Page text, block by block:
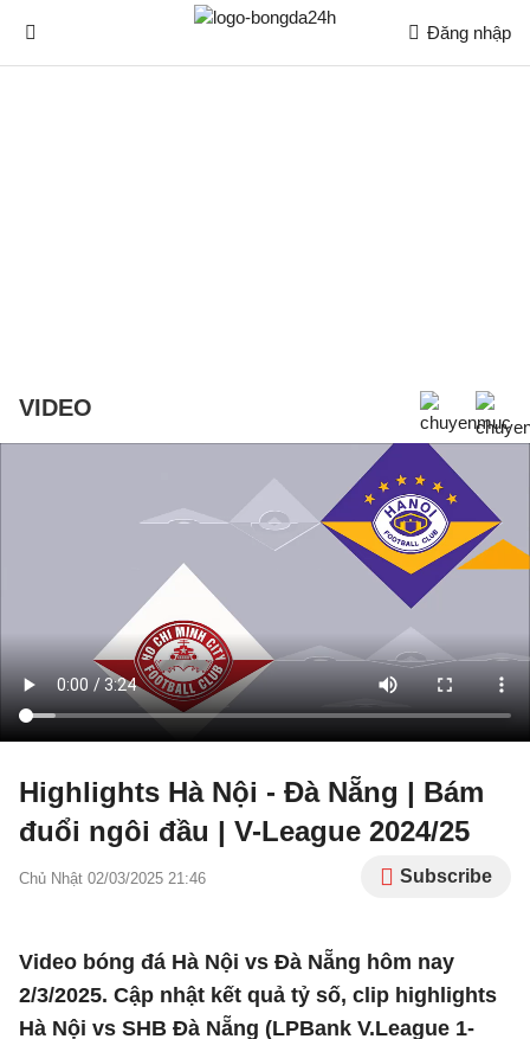
Đăng nhập
VIDEO
Highlights Hà Nội - Đà Nẵng | Bám
đuổi ngôi đầu | V-League 2024/25
Chủ Nhật 02/03/2025 21:46 Subscribe
Video bóng đá Hà Nội vs Đà Nẵng hôm nay
2/3/2025. Cập nhật kết quả tỷ số, clip highlights
Hà Nội vs SHB Đà Nẵng (LPBank V.League 1-